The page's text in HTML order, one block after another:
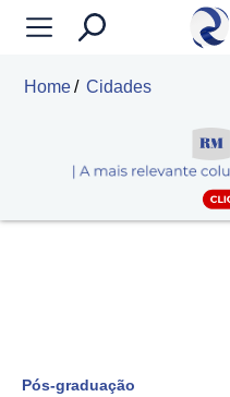
Home Cidades
Pós-graduação